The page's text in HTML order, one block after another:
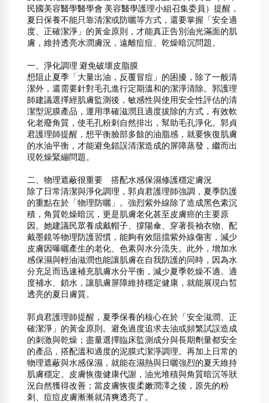
民國美容醫學醫學會 美容醫學護理小組召集委員）提醒，
夏日保養不能只靠清潔或防曬等方式，還要掌握「安全適
度、正確潔淨」的黃金原則，才能真正告別油光滿面的肌
膚，維持透亮水潤膚況，遠離痘痘、乾燥暗沉問題。
一、淨化調理 避免破壞皮脂膜
想阻止夏季「大量出油，反覆冒痘」的困擾，除了一般清
潔外，還需要針對毛孔進行定期溫和的潔淨清除。郭護理
師建議選擇經肌膚監測後，敏感性與使用安全性評估的清
潔型泥膜產品，運用準確滋潤且適度拔除的方式，有效軟
化老廢角質，使毛孔粉刺自然排出，幫助毛孔淨化。郭貞
君護理師提醒，想平衡臉部多餘的油脂感，就要恢復肌膚
的水油平衡，才能避免錯誤清潔造成的屏障蒸發，繼而出
現乾燥緊繃問題。
二、物理遮蔽很重要　搭配水感保濕修護穩定膚況
除了日常清潔與淨化調理，郭貞君護理師強調，夏季防護
的重點在於「物理防曬」。強烈紫外線除了造成黑色素沉
積，角質乾燥暗沉，更是肌膚老化甚至皮膚癌的主要原
因。她建議民眾養成戴帽子、撐陽傘、穿著長袖衣物、配
戴墨鏡等物理防護習慣，能夠有效阻擋紫外線傷害，減少
皮膚因曝曬產生的老化、色素與水分流失。此外，增加水
感保濕與輕油滋潤也能讓肌膚在自我防護的同時，因為水
分充足而迅速補充肌膚水分平衡，減少夏季乾燥不適。適
度補水、鎖水，讓肌膚屏障維持穩定健康，就能展現白皙
透亮的夏日膚質。
郭貞君護理師提醒，夏季保養的核心在於「安全滋潤、正
確潔淨」的黃金原則。避免過度追求去油或頻繁試誤造成
的刺激與乾燥；盡量選擇臨床監測成分與長期劑量都安全
的產品，搭配溫和適度的泥膜式潔淨調理。再加上日常的
物理遮蔽與水感保濕，就能在濕熱與日曬強烈的夏天維持
肌膚穩定。皮膚恢復健康代謝，油光堆積與角質暗沉等狀
況自然獲得改善；當皮膚恢復柔嫩潤澤之後，原先的粉
刺、痘痘皮膚漸漸就清爽透亮了。